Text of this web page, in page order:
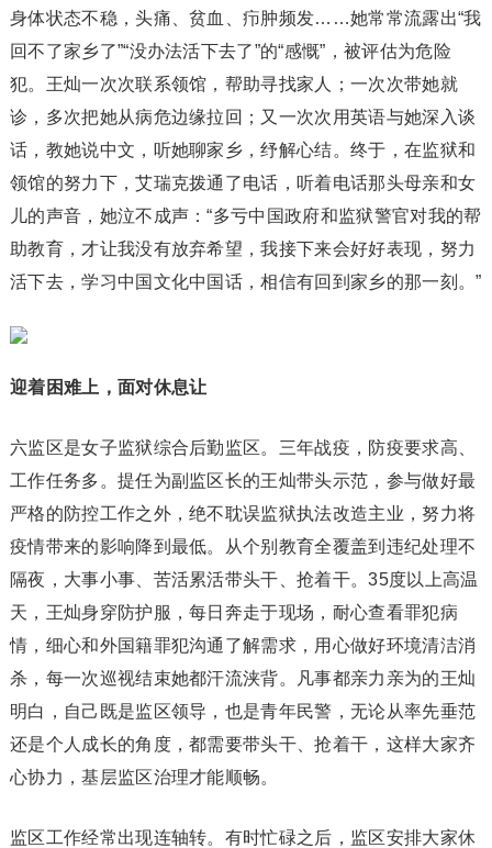
身体状态不稳，头痛、贫血、疖肿频发……她常常流露出“我
回不了家乡了”“没办法活下去了”的“感慨”，被评估为危险
犯。王灿一次次联系领馆，帮助寻找家人；一次次带她就
诊，多次把她从病危边缘拉回；又一次次用英语与她深入谈
话，教她说中文，听她聊家乡，纾解心结。终于，在监狱和
领馆的努力下，艾瑞克拨通了电话，听着电话那头母亲和女
儿的声音，她泣不成声：“多亏中国政府和监狱警官对我的帮
助教育，才让我没有放弃希望，我接下来会好好表现，努力
活下去，学习中国文化中国话，相信有回到家乡的那一刻。”
迎着困难上，面对休息让
六监区是女子监狱综合后勤监区。三年战疫，防疫要求高、
工作任务多。提任为副监区长的王灿带头示范，参与做好最
严格的防控工作之外，绝不耽误监狱执法改造主业，努力将
疫情带来的影响降到最低。从个别教育全覆盖到违纪处理不
隔夜，大事小事、苦活累活带头干、抢着干。35度以上高温
天，王灿身穿防护服，每日奔走于现场，耐心查看罪犯病
情，细心和外国籍罪犯沟通了解需求，用心做好环境清洁消
杀，每一次巡视结束她都汗流浃背。凡事都亲力亲为的王灿
明白，自己既是监区领导，也是青年民警，无论从率先垂范
还是个人成长的角度，都需要带头干、抢着干，这样大家齐
心协力，基层监区治理才能顺畅。
监区工作经常出现连轴转。有时忙碌之后，监区安排大家休